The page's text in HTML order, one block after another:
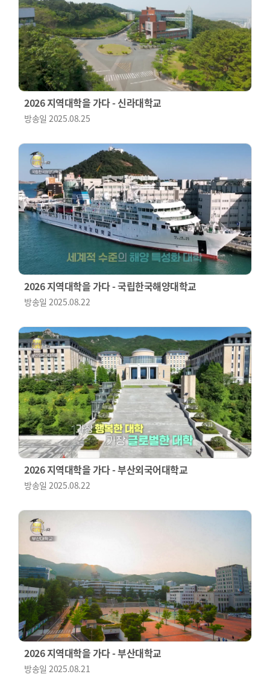
2026 지역대학을 가다 - 신라대학교
방송일2025.08.25
2026 지역대학을 가다 - 국립한국해양대학교
방송일2025.08.22
2026 지역대학을 가다 - 부산외국어대학교
방송일2025.08.22
2026 지역대학을 가다 - 부산대학교
방송일2025.08.21